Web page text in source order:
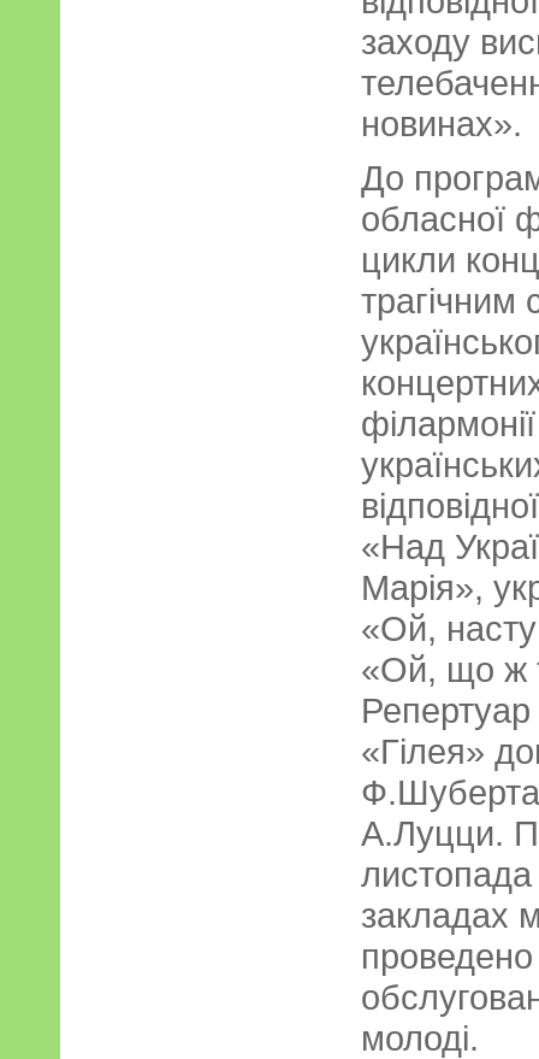
заходу
новинах».
До
обласної
цикли
трагічним
«Над
Марія»,
«Ой,
«Ой, що ж
«Гілея»
А.Луцци.
закладах
проведено
молоді.